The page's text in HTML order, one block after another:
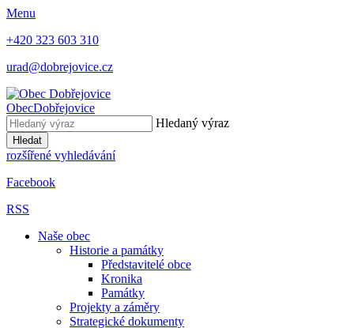
Menu
+420 323 603 310
urad@dobrejovice.cz
ObecDobřejovice
Hledaný výraz
Hledat
rozšířené vyhledávání
Facebook
RSS
Naše obec
Historie a památky
Představitelé obce
Kronika
Památky
Projekty a záměry
Strategické dokumenty